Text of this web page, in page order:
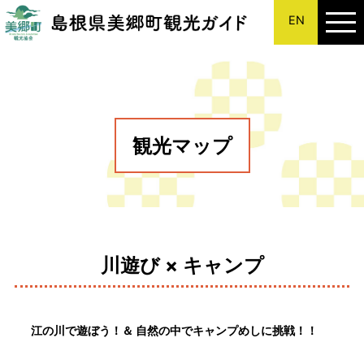
EN
観光マップ
川遊び × キャンプ
江の川で遊ぼう！＆ 自然の中でキャンプめしに挑戦！！